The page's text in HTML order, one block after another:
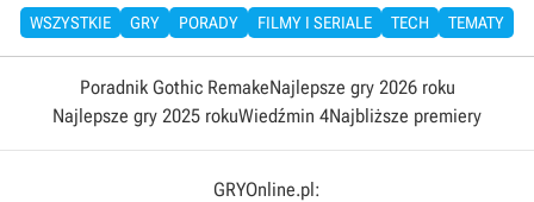
WSZYSTKIE GRY PORADY FILMY I SERIALE TECH TEMATY
Poradnik Gothic RemakeNajlepsze gry 2026 roku
Najlepsze gry 2025 rokuWiedźmin 4Najbliższe premiery
GRYOnline.pl: